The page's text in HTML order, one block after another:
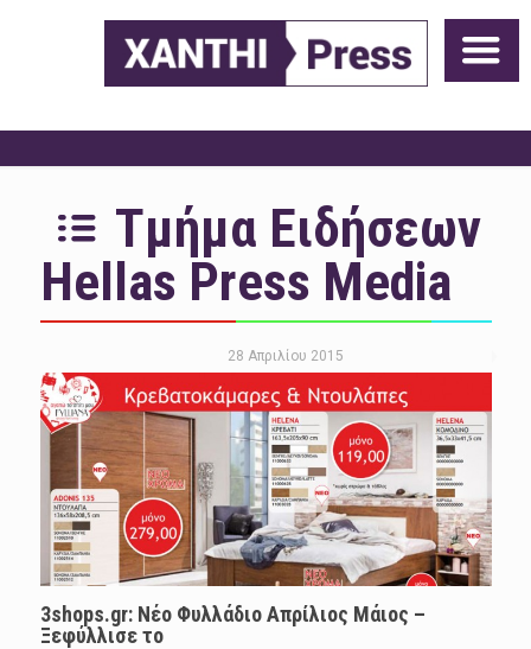
Τμήμα Ειδήσεων
Hellas Press Media
28 Απριλίου 2015
3shops.gr: Νέο Φυλλάδιο Απρίλιος Μάιος –
Ξεφύλλισε το